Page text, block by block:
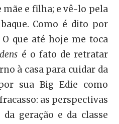
e filha; e vê-lo pela
Como é dito por
O que até hoje me toca
é o fato de retratar
à casa para cuidar da
sua Big Edie como
as perspectivas
geração e da classe